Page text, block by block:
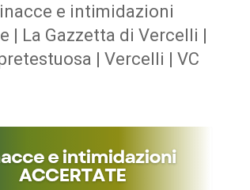
e intimidazioni
| La Gazzetta di Vercelli |
| Vercelli | VC